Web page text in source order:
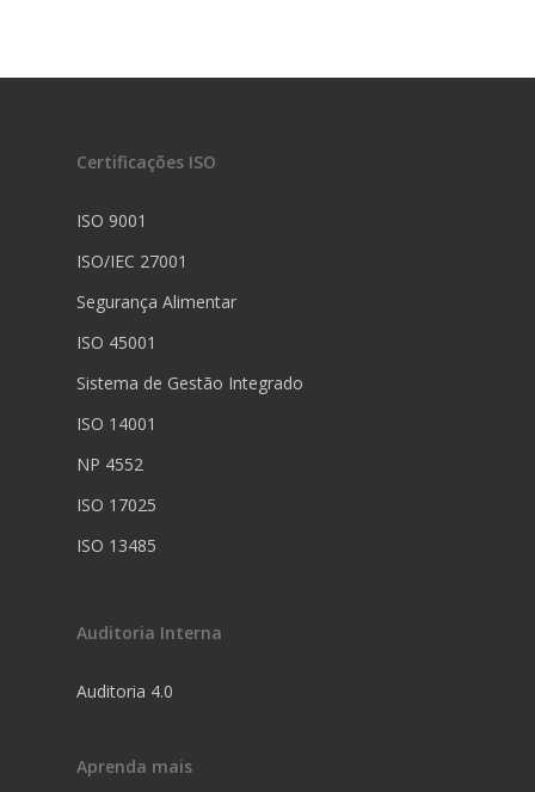
Certificações ISO
ISO 9001
ISO/IEC 27001
Segurança Alimentar
ISO 45001
Sistema de Gestão Integrado
ISO 14001
NP 4552
ISO 17025
ISO 13485
Auditoria Interna
Auditoria 4.0
Aprenda mais